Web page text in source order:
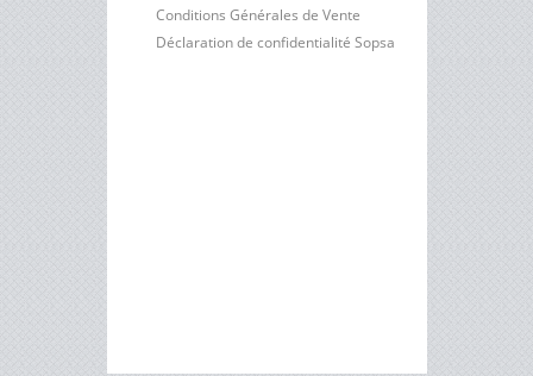
Conditions Générales de Vente
Déclaration de confidentialité Sopsa